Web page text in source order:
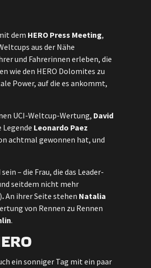
dem HERO Press Meeting,
aus der Nähe
und Fahrerinnen erleben, die
wie den HERO Dolomites zu
Power, auf die es ankommt,
UCI-Weltcup-Wertung, David
Legende Leonardo Paez
achtmal gewonnen hat, und
– die Frau, die das Leader-
seitdem nicht mehr
.An ihrer Seite stehen Natalia
von Rennen zu Rennen
.
ein sonniger Tag mit ein paar